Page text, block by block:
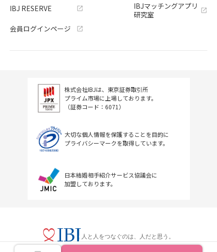
IBJ RESERVE
会員ログインページ
IBJマッチングアプリ
研究室
株式会社IBJは、東京証券取引所
プライム市場に上場しております。
（証券コード：6071）
大切な個人情報を保護することを目的に
プライバシーマークを取得しています。
日本結婚相手紹介サービス協議会に
加盟しております。
人と人をつなぐのは、人だと思う。